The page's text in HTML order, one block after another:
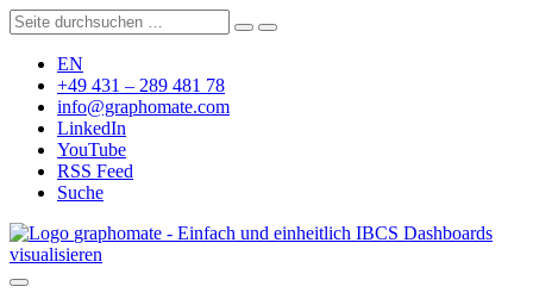
EN
+49 431 – 289 481 78
info@graphomate.com
LinkedIn
YouTube
RSS Feed
Suche
graphomate - Einfach und einheitlich IBCS Dashboards
visualisieren